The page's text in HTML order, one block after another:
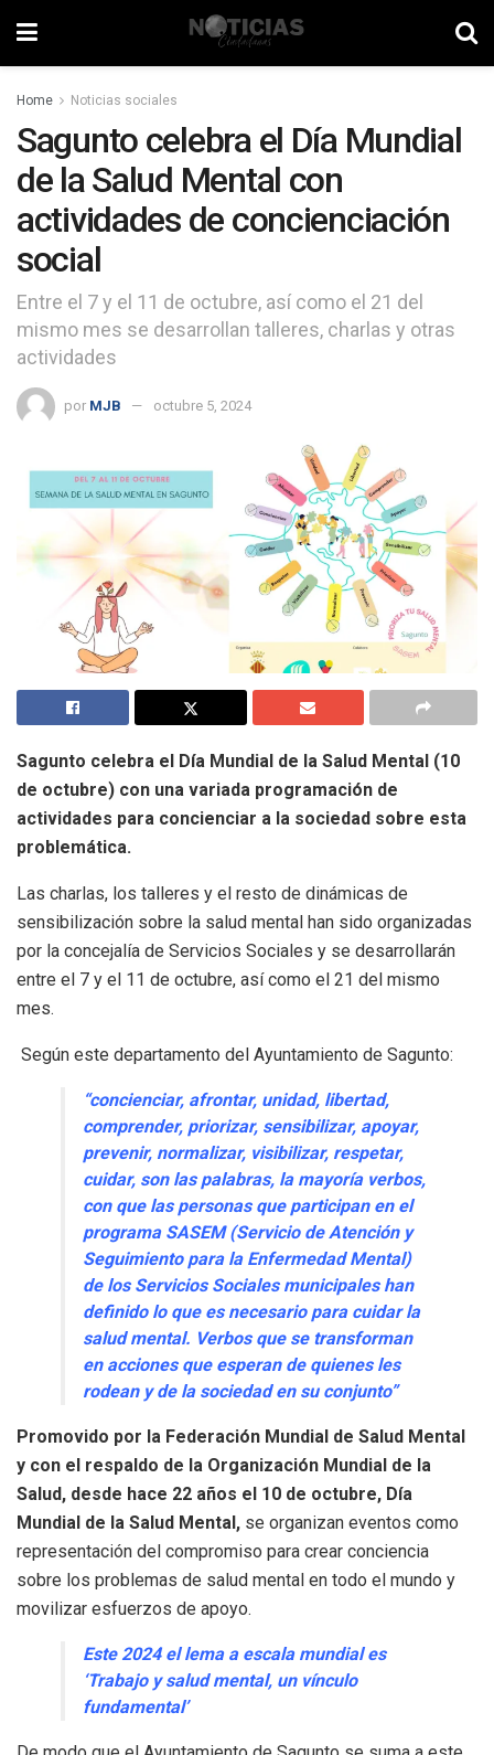
Home Noticias sociales
Sagunto celebra el Día Mundial
de la Salud Mental con
actividades de concienciación
social
Entre el 7 y el 11 de octubre, así como el 21 del
mismo mes se desarrollan talleres, charlas y otras
actividades
por MJB octubre 5, 2024
Sagunto celebra el Día Mundial de la Salud Mental (10
de octubre) con una variada programación de
actividades para concienciar a la sociedad sobre esta
problemática.
Las charlas, los talleres y el resto de dinámicas de
sensibilización sobre la salud mental han sido organizadas
por la concejalía de Servicios Sociales y se desarrollarán
entre el 7 y el 11 de octubre, así como el 21 del mismo
mes.
Según este departamento del Ayuntamiento de Sagunto:
“concienciar, afrontar, unidad, libertad,
comprender, priorizar, sensibilizar, apoyar,
prevenir, normalizar, visibilizar, respetar,
cuidar, son las palabras, la mayoría verbos,
con que las personas que participan en el
programa SASEM (Servicio de Atención y
Seguimiento para la Enfermedad Mental)
de los Servicios Sociales municipales han
definido lo que es necesario para cuidar la
salud mental. Verbos que se transforman
en acciones que esperan de quienes les
rodean y de la sociedad en su conjunto”
Promovido por la Federación Mundial de Salud Mental
y con el respaldo de la Organización Mundial de la
Salud, desde hace 22 años el 10 de octubre, Día
Mundial de la Salud Mental, se organizan eventos como
representación del compromiso para crear conciencia
sobre los problemas de salud mental en todo el mundo y
movilizar esfuerzos de apoyo.
Este 2024 el lema a escala mundial es
‘Trabajo y salud mental, un vínculo
fundamental’